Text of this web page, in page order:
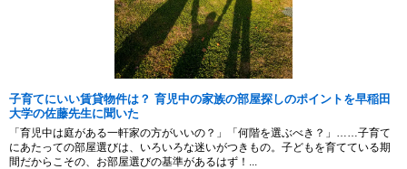
子育てにいい賃貸物件は？ 育児中の家族の部屋探しのポイントを早稲田
大学の佐藤先生に聞いた
「育児中は庭がある一軒家の方がいいの？」「何階を選ぶべき？」……子育て
にあたっての部屋選びは、いろいろな迷いがつきもの。子どもを育てている期
間だからこその、お部屋選びの基準があるはず！...